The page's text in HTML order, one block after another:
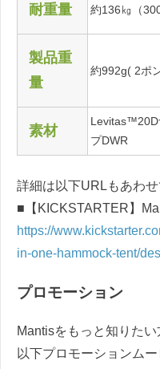
耐重量 約136㎏（
製品重
量
約992g( 2ポ
素材
Levitas™20D
プDWR
詳細は以下URLもあわせ
■【KICKSTARTER】
https://
in-one-hammock-tent/
プロモーション
Mantisをもっと知りたい
以下プロモーションム